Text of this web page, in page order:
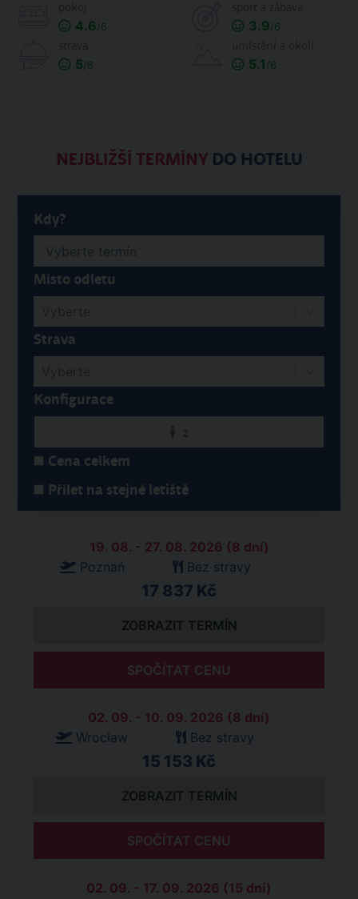
4.6/6 3.9/6
5/6 5.1 /6
NEJBLIŽŠÍ TERMÍNYDO HOTELU
Kdy?
Místo odletu
Strava
Konfigurace
Cena celkem
Přílet na stejné letiště
19. 08. - 27. 08. 2026 (8 dní)
Poznań
Bez stravy
17 837 Kč
ZOBRAZIT TERMÍN
SPOČÍTAT CENU
02. 09. - 10. 09. 2026 (8 dní)
Wrocław
Bez stravy
15 153 Kč
ZOBRAZIT TERMÍN
SPOČÍTAT CENU
02. 09. - 17. 09. 2026 (15 dní)